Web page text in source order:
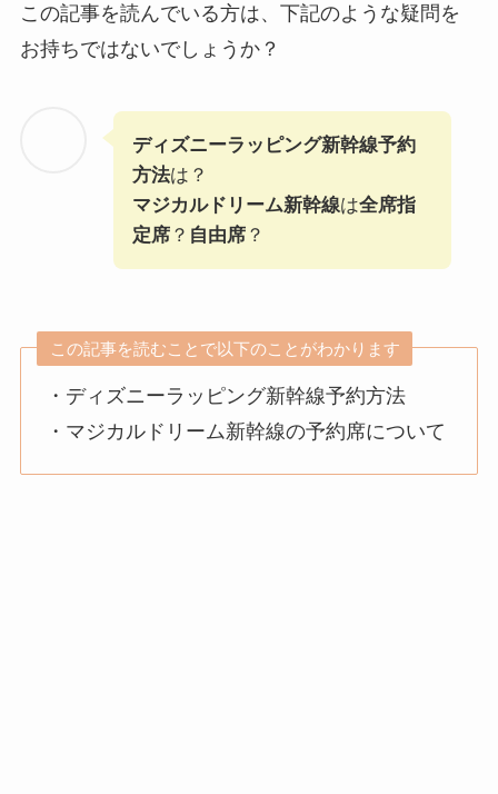
この記事を読んでいる方は、下記のような疑問を
お持ちではないでしょうか？
ディズニーラッピング新幹線予約
方法は？
マジカルドリーム新幹線は全席指
定席？ 自由席？
この記事を読むことで以下のことがわかります
・ディズニーラッピング新幹線予約方法
・マジカルドリーム新幹線の予約席について